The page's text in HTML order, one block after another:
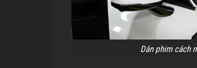
Dán phim cách